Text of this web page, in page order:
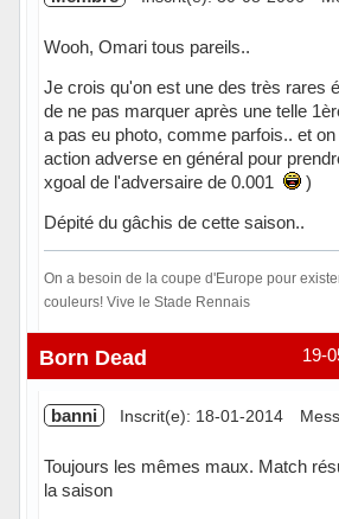
Wooh, Omari tous pareils..
Je crois qu'on est une des très rares
de ne pas marquer après une telle
a pas eu photo, comme parfois.. et
action adverse en général pour
xgoal de l'adversaire de 0.001
)
Dépité du gâchis de cette saison..
On a besoin de la coupe d'Europe pour
couleurs! Vive le Stade Rennais
Hors ligne 19-
Born Dead
banni Inscrit(e): 18-01-2014
Toujours les mêmes maux. Match
la saison